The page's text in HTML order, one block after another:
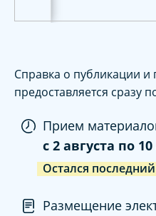
Справка о публикации и
предоставляется сразу
Прием
c 2 августа по
Остался
Размещение